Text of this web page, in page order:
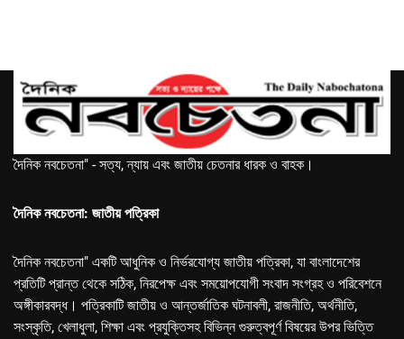
দৈনিক নবচেতনা" - সত্য, ন্যায় এবং জাতীয় চেতনার ধারক ও বাহক।
দৈনিক নবচেতনা: জাতীয় পত্রিকা
দৈনিক নবচেতনা" একটি আধুনিক ও নির্ভরযোগ্য জাতীয় পত্রিকা, যা বাংলাদেশের
প্রতিটি প্রান্ত থেকে সঠিক, নিরপেক্ষ এবং সময়োপযোগী সংবাদ সংগ্রহ ও পরিবেশনে
অঙ্গীকারবদ্ধ। পত্রিকাটি জাতীয় ও আন্তর্জাতিক ঘটনাবলী, রাজনীতি, অর্থনীতি,
সংস্কৃতি, খেলাধুলা, শিক্ষা এবং প্রযুক্তিসহ বিভিন্ন গুরুত্বপূর্ণ বিষয়ের উপর ভিত্তি